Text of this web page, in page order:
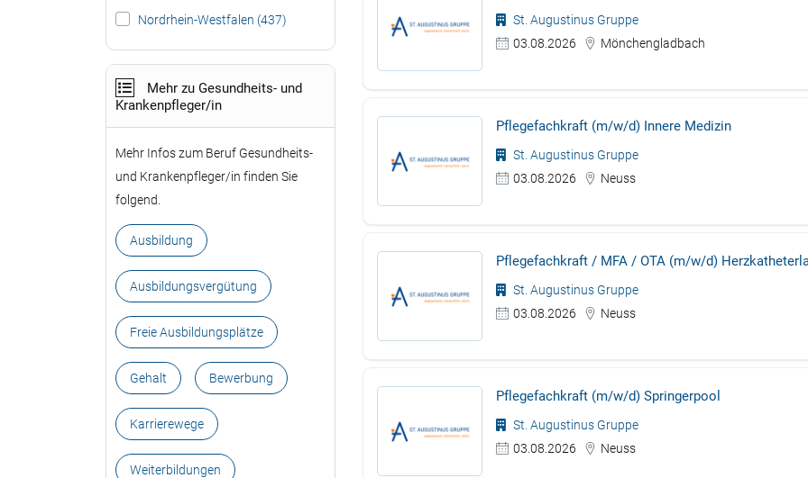
Nordrhein-Westfalen (437)
Mehr zu Gesundheits- und
Krankenpfleger/in
Mehr Infos zum Beruf Gesundheits-
und Krankenpfleger/in finden Sie
folgend.
Ausbildung
Ausbildungsvergütung
Freie Ausbildungsplätze
Gehalt Bewerbung
Karrierewege
Weiterbildungen
St. Augustinus Gruppe
03.08.2026
Mönchengladbach
Pflegefachkraft (m/w/d) Innere Medizin
St. Augustinus Gruppe
03.08.2026
Neuss
Pflegefachkraft / MFA / OTA (m/w/d)
St. Augustinus Gruppe
03.08.2026
Neuss
Pflegefachkraft (m/w/d) Springerpool
St. Augustinus Gruppe
03.08.2026
Neuss